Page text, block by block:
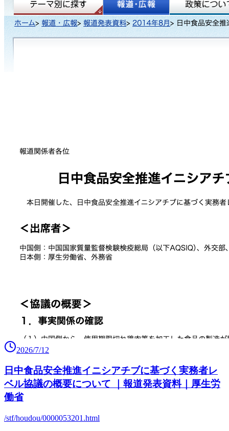
2026/7/12
日中食品安全推進イニシアチブに基づく実務者レ
ベル協議の概要について ｜報道発表資料｜厚生労
働省
/stf/houdou/0000053201.html